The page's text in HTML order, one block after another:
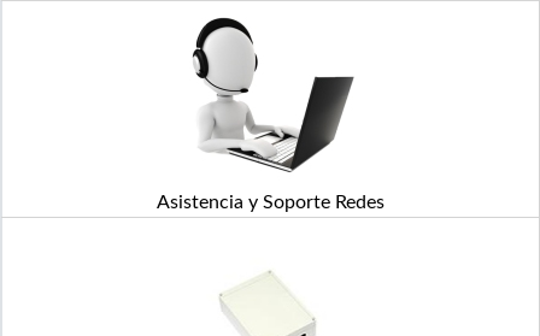
Asistencia y Soporte Redes